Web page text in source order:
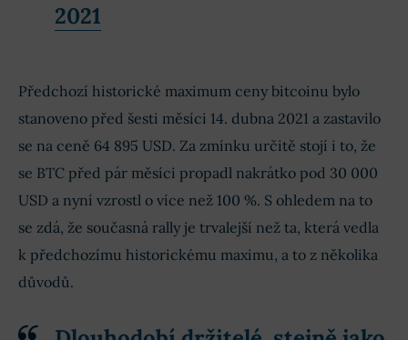
2021
Předchozí historické maximum ceny bitcoinu bylo
stanoveno před šesti měsíci 14. dubna 2021 a zastavilo
se na ceně 64 895 USD. Za zmínku určitě stojí i to, že
se BTC před pár měsíci propadl nakrátko pod 30 000
USD a nyní vzrostl o více než 100 %. S ohledem na to
se zdá, že současná rally je trvalejší než ta, která vedla
k předchozímu historickému maximu, a to z několika
důvodů.